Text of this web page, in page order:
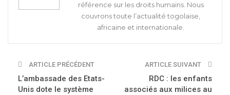
référence sur les droits humains. Nous
couvrons toute l’actualité togolaise,
africaine et internationale.
ARTICLE PRÉCÉDENT
L’ambassade des Etats-
Unis dote le système
ARTICLE SUIVANT
RDC : les enfants
associés aux milices au